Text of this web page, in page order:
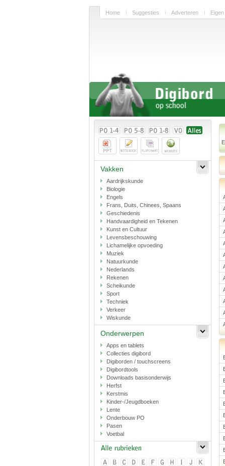
Home Suggesties Adverteren
Vakken
Aardrijkskunde
Biologie
Engels
Frans, Duits, Chinees, Spaans
Geschiedenis
Handvaardigheid en Tekenen
Kunst en Cultuur
Levensbeschouwing
Lichamelijke opvoeding
Muziek
Natuurkunde
Nederlands
Rekenen
Scheikunde
Sport
Techniek
Verkeer
Wiskunde
Onderwerpen
Apps en tablets
Collecties digibord
Digiborden / touchscreens
Digibordtools
Downloads basisonderwijs
Herfst
Kerstmis
Kinder-/Jeugdboeken
Lente
Onderbouw PO
Pasen
Voetbal